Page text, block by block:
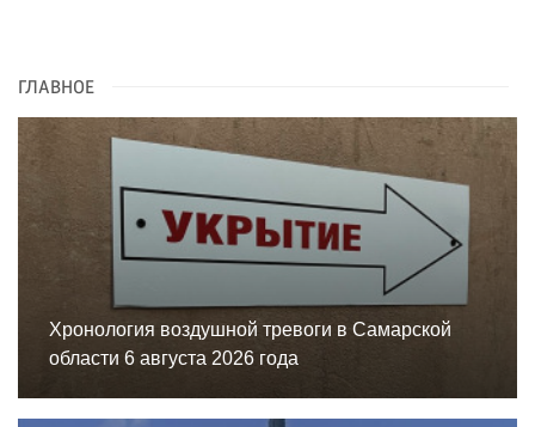
ГЛАВНОЕ
Хронология воздушной тревоги в Самарской
области 6 августа 2026 года